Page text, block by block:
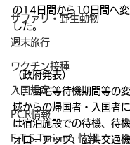
サファリ・野生動物
週末旅行
ワクチン接種
入国規定
PCR情報
F.T.S.Turismo 情報
の14日間から10日間へ変
した。
（政府発表）
１．自宅等待機期間等の
域からの帰国者・入国者
は宿泊施設での待機、待
ォローアップ、公共交通